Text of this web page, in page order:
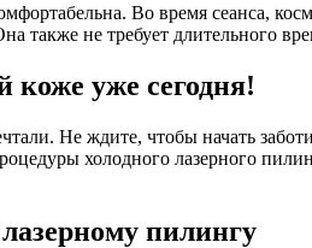
Во время сеанса,
также не требует длительного
уже сегодня!
Не ждите, чтобы начать
холодного лазерного
пилингу